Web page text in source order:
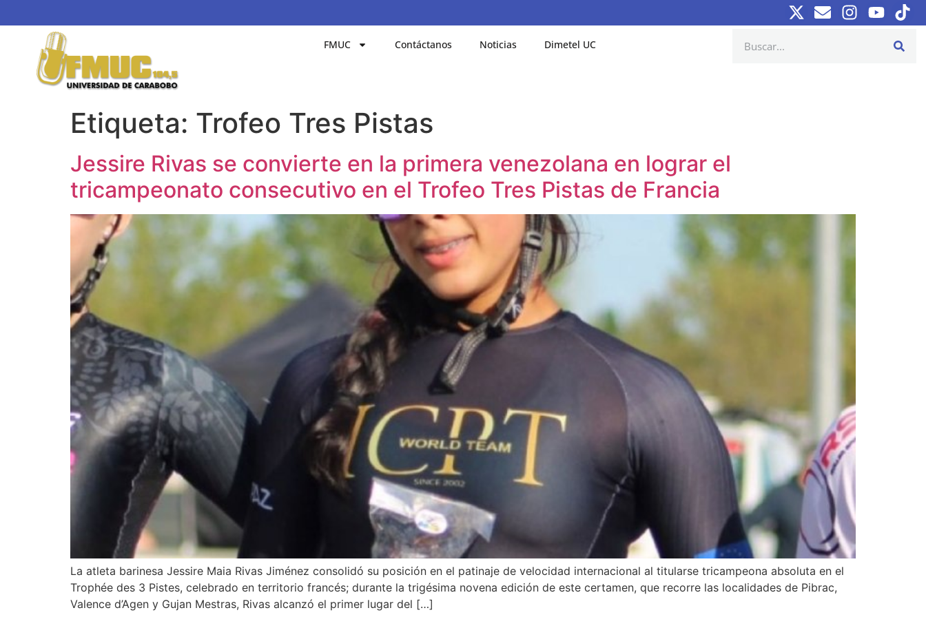
FMUC Contáctanos Noticias Dimetel UC
Etiqueta: Trofeo Tres Pistas
Jessire Rivas se convierte en la primera venezolana en lograr el
tricampeonato consecutivo en el Trofeo Tres Pistas de Francia
La atleta barinesa Jessire Maia Rivas Jiménez consolidó su posición en el patinaje de velocidad internacional al titularse tricampeona absoluta en el
Trophée des 3 Pistes, celebrado en territorio francés; durante la trigésima novena edición de este certamen, que recorre las localidades de Pibrac,
Valence d’Agen y Gujan Mestras, Rivas alcanzó el primer lugar del […]